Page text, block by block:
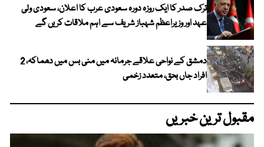
ترک صدر کا ایک روزہ دورہ سعودی عرب کا اعلان، سعودی ولی
عہد اور وزیراعظم شہباز شریف سے اہم ملاقات کریں گے
دمشق کے نواحی علاقے جرمانہ میں منی بس میں دھماکہ، 2
افراد جاں بحق، متعدد زخمی
مقبول ترین خبریں